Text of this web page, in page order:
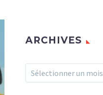
ARCHIVES
Archives
Sélectionner un mois